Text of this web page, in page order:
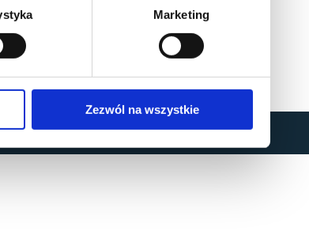
Marketing
Zezwól na wszystkie